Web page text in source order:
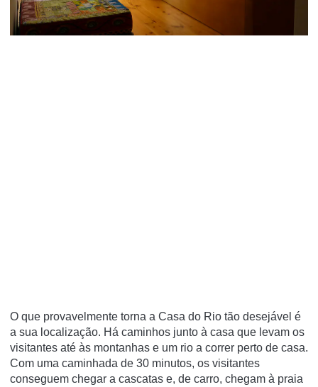
O que provavelmente torna a Casa do Rio tão desejável é
a sua localização. Há caminhos junto à casa que levam os
visitantes até às montanhas e um rio a correr perto de casa.
Com uma caminhada de 30 minutos, os visitantes
conseguem chegar a cascatas e, de carro, chegam à praia